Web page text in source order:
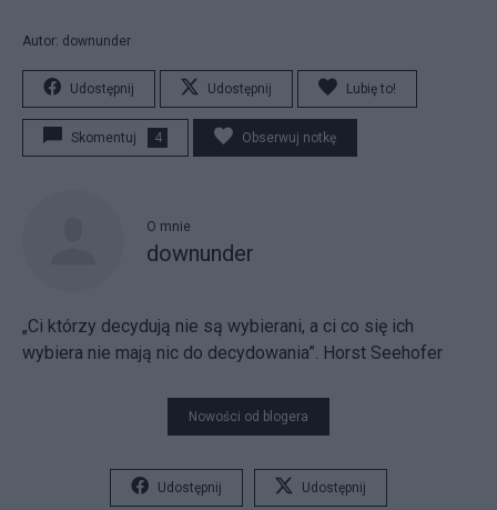
Autor: downunder
Udostępnij Udostępnij Lubię to!
Skomentuj 4 Obserwuj notkę
O mnie
downunder
„Ci którzy decydują nie są wybierani, a ci co się ich
wybiera nie mają nic do decydowania”. Horst Seehofer
Nowości od blogera
Udostępnij Udostępnij